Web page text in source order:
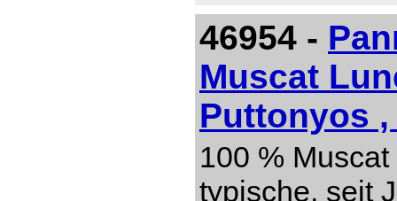
46954 -
Muscat
Puttonyos ,
100 %
typische, seit